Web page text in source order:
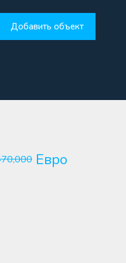
Добавить объект
Добавить объект
Евро